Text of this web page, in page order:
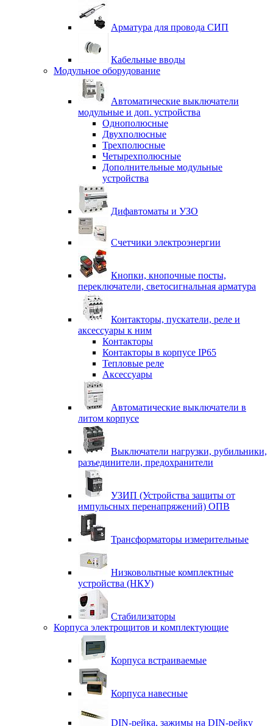
Арматура для провода СИП
Кабельные вводы
Модульное оборудование
Автоматические выключатели
модульные и доп. устройства
Однополюсные
Двухполюсные
Трехполюсные
Четырехполюсные
Дополнительные модульные
устройства
Дифавтоматы и УЗО
Счетчики электроэнергии
Кнопки, кнопочные посты,
переключатели, светосигнальная арматура
Контакторы, пускатели, реле и
аксессуары к ним
Контакторы
Контакторы в корпусе IP65
Тепловые реле
Аксессуары
Автоматические выключатели в
литом корпусе
Выключатели нагрузки, рубильники,
разъединители, предохранители
УЗИП (Устройства защиты от
импульсных перенапряжений) ОПВ
Трансформаторы измерительные
Низковольтные комплектные
устройства (НКУ)
Стабилизаторы
Корпуса электрощитов и комплектующие
Корпуса встраиваемые
Корпуса навесные
DIN-рейка, зажимы на DIN-рейку